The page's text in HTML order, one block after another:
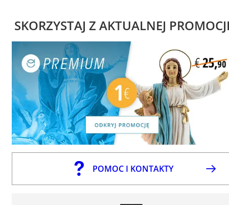
SKORZYSTAJ Z AKTUALNEJ
POMOC I KONTAKTY